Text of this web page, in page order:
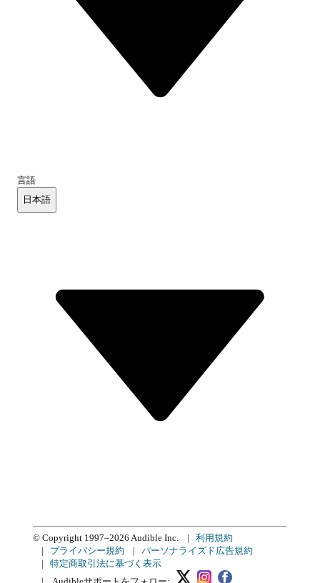
言語
日本語
© Copyright 1997–2026 Audible Inc.|
利用規約
|
プライバシー規約 |
パーソナライズド広告規約
|
特定商取引法に基づく表示